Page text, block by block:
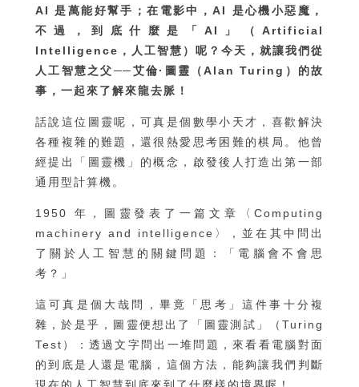
AI 是萬能好幫手；在電影中，AI 是心機小惡魔，
不過，到底什麼是「AI」（Artificial
Intelligence，人工智慧）呢？今天，就讓我們從
人工智慧之父──艾倫·圖靈（Alan Turing）的故
事，一起來了解來龍去脈！
話說這位圖靈呢，可真是個數學小天才，喜歡解決
各種複雜的難題，還很熱愛思考困難的棋局。他曾
經提出「圖靈機」的概念，啟發後人打造出第一部
通用型計算機。
1950 年，圖靈發表了一篇文章〈Computing
machinery and intelligence〉，並在其中問出
了關於人工智慧的關鍵問題：「電腦會不會思
考？」
這可真是個大哉問，畢竟「思考」這件事十分複
雜，於是乎，圖靈便想出了「圖靈測試」（Turing
Test）：透過文字問出一堆問題，來看看電腦對面
的到底是人還是電腦，這個方法，能夠讓我們判斷